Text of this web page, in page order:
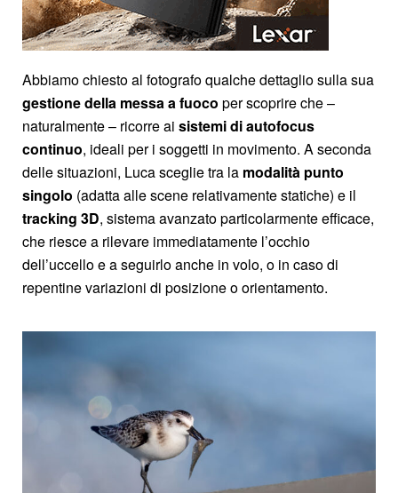
Abbiamo chiesto al fotografo qualche dettaglio sulla sua
gestione della messa a fuoco per scoprire che –
naturalmente – ricorre ai sistemi di autofocus
continuo, ideali per i soggetti in movimento. A seconda
delle situazioni, Luca sceglie tra la modalità punto
singolo (adatta alle scene relativamente statiche) e il
tracking 3D, sistema avanzato particolarmente efficace,
che riesce a rilevare immediatamente l’occhio
dell’uccello e a seguirlo anche in volo, o in caso di
repentine variazioni di posizione o orientamento.